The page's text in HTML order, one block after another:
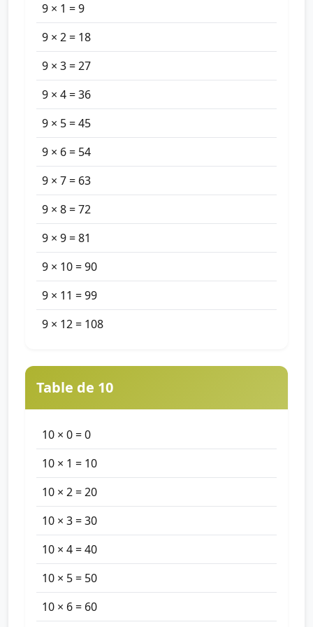
9 × 1 = 9
9 × 2 = 18
9 × 3 = 27
9 × 4 = 36
9 × 5 = 45
9 × 6 = 54
9 × 7 = 63
9 × 8 = 72
9 × 9 = 81
9 × 10 = 90
9 × 11 = 99
9 × 12 = 108
Table de 10
10 × 0 = 0
10 × 1 = 10
10 × 2 = 20
10 × 3 = 30
10 × 4 = 40
10 × 5 = 50
10 × 6 = 60